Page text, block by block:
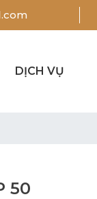
DỊCH VỤ
50